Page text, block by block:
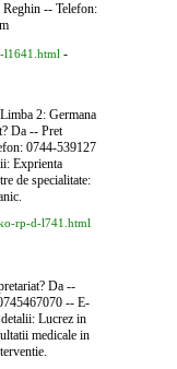
-- Telefon:
l1641.html-
2: Germana
Da -- Pret
0744-539127
Exprienta
de specialitate:
rp-d-l741.html
Da --
-- E-
Lucrez in
medicale in